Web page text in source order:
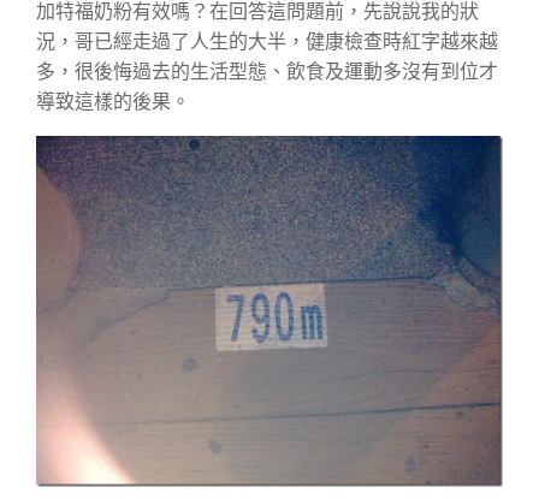
加特福奶粉有效嗎？在回答這問題前，先說說我的狀
況，哥已經走過了人生的大半，健康檢查時紅字越來越
多，很後悔過去的生活型態、飲食及運動多沒有到位才
導致這樣的後果。